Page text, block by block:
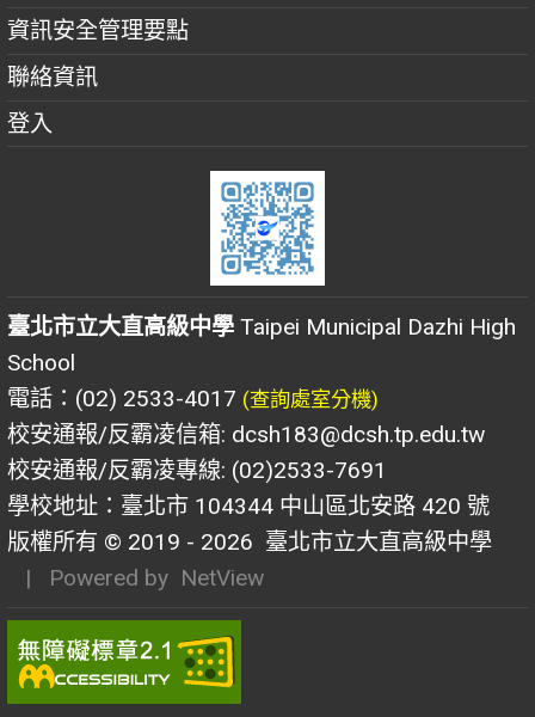
資訊安全管理要點
聯絡資訊
登入
臺北市立大直高級中學 Taipei Municipal Dazhi High
School
電話：(02) 2533-4017 (查詢處室分機)
校安通報/反霸凌信箱: dcsh183@dcsh.tp.edu.tw
校安通報/反霸凌專線: (02)2533-7691
學校地址：臺北市 104344 中山區北安路 420 號
版權所有 © 2019 - 2026 臺北市立大直高級中學
| Powered by NetView